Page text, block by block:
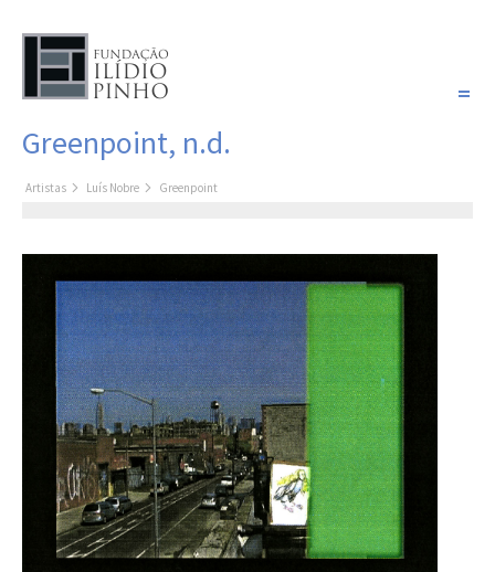
Desenho
Escultura
Filme /
Vídeo
Instalação
Livro de
Artista
Outros
Greenpoint, n.d.
Artistas Luís Nobre Greenpoint